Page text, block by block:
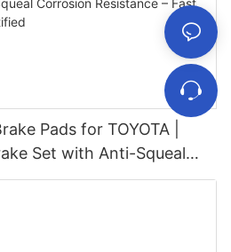
Pads for TOYOTA |
Set with Anti-Squeal
Resistance – Fast